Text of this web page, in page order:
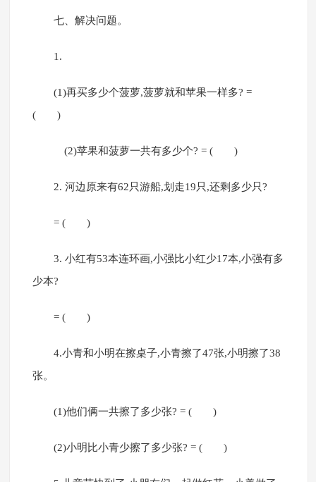
七、解决问题。
1.
(1)再买多少个菠萝,菠萝就和苹果一样多? =
( )
(2)苹果和菠萝一共有多少个? = ( )
2. 河边原来有62只游船,划走19只,还剩多少只?
= ( )
3. 小红有53本连环画,小强比小红少17本,小强有多
少本?
= ( )
4.小青和小明在擦桌子,小青擦了47张,小明擦了38
张。
(1)他们俩一共擦了多少张? = ( )
(2)小明比小青少擦了多少张? = ( )